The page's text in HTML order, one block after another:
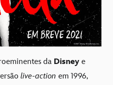
da Disney e
live-action em 1996,